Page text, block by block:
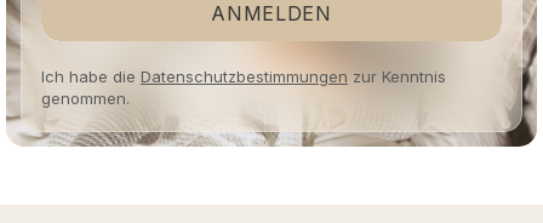
ANMELDEN
Ich habe die Datenschutzbestimmungen zur Kenntnis
genommen.